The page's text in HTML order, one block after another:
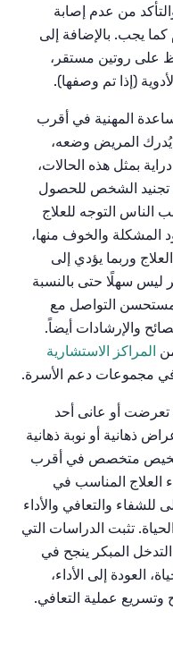
من عدم إصابة
يجب. بالإضافة إلى
على روتين مستقر،
(إذا تم وصفها).
المهنية في أقرب
يُدرك المريض وضعه،
بمثل هذه الحالات،
تجنيد الشخص للحصول
الناس التوجه للعلاج
المشكلة والخوف منها،
وربما يؤدي إلى
ليس سهلًا حتى بالنسبة
التواصل مع
والإرشادات أيضاً.
المراكز الاستشارية
مجموعات دعم الأسرة.
تعرضت أو عانى أحد
ذهانية أو نوبة ذهانية
متخصص في أقرب
العلاج المناسب في
والتعافي والأداء
تثبت الدراسات التي
المبكر ينجح في
العودة إلى الأداء،
عملية التعافي.